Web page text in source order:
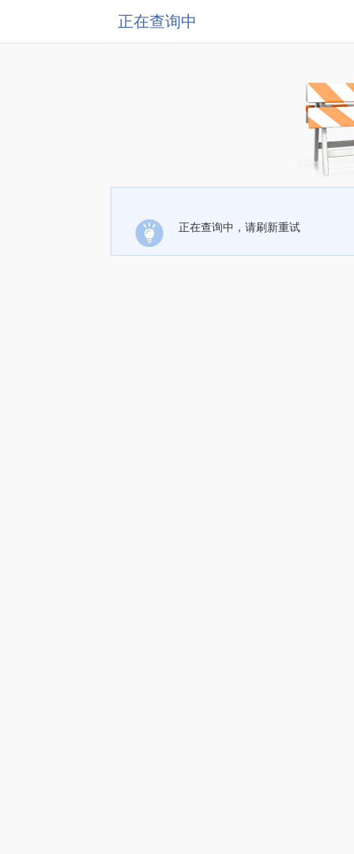
正在查询中
正在查询中，请刷新重试